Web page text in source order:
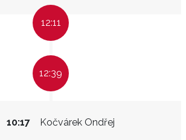
12:11
12:39
Kočvárek Ondřej
10:17